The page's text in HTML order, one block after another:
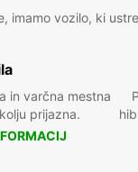
imamo vozilo, ki
in varčna mestna
prijazna.